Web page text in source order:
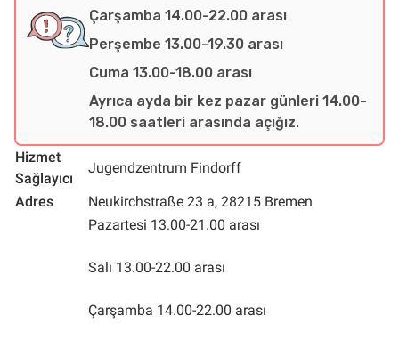
Çarşamba 14.00-22.00 arası
Perşembe 13.00-19.30 arası
Cuma 13.00-18.00 arası
Ayrıca ayda bir kez pazar günleri 14.00-
18.00 saatleri arasında açığız.
Hizmet
Sağlayıcı
Jugendzentrum Findorff
Adres
Neukirchstraße 23 a, 28215 Bremen
Pazartesi 13.00-21.00 arası
Salı 13.00-22.00 arası
Çarşamba 14.00-22.00 arası